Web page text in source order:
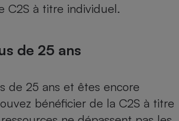
C2S à titre individuel.
de 25 ans
de 25 ans et êtes encore
bénéficier de la C2S à titre